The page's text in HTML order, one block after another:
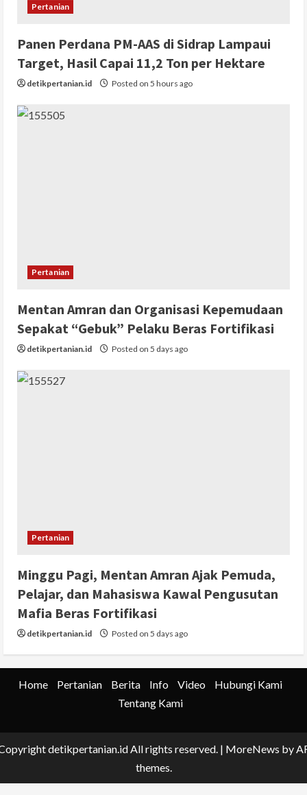
Pertanian
Panen Perdana PM-AAS di Sidrap Lampaui
Target, Hasil Capai 11,2 Ton per Hektare
detikpertanian.id Posted on 5 hours ago
Pertanian
Mentan Amran dan Organisasi Kepemudaan
Sepakat “Gebuk” Pelaku Beras Fortifikasi
detikpertanian.id Posted on 5 days ago
Pertanian
Minggu Pagi, Mentan Amran Ajak Pemuda,
Pelajar, dan Mahasiswa Kawal Pengusutan
Mafia Beras Fortifikasi
detikpertanian.id Posted on 5 days ago
Home Pertanian Berita Info Video
Hubungi Kami
Tentang Kami
detikpertanian.id All rights reserved. | MoreNews by
themes.